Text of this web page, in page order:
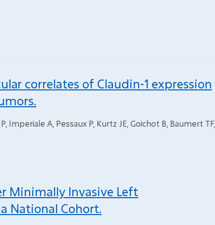
correlates of Claudin-1 expression
Imperiale A, Pessaux P, Kurtz JE, Goichot B, Baumert TF,
Minimally Invasive Left
National Cohort.